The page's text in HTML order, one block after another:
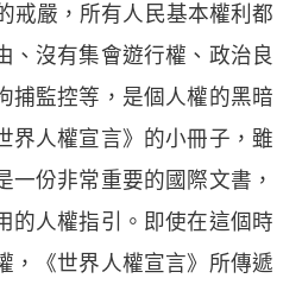
戒嚴，所有人民基本權利都
、沒有集會遊行權、政治良
捕監控等，是個人權的黑暗
界人權宣言》的小冊子，雖
一份非常重要的國際文書，
的人權指引。即使在這個時
，《世界人權宣言》所傳遞